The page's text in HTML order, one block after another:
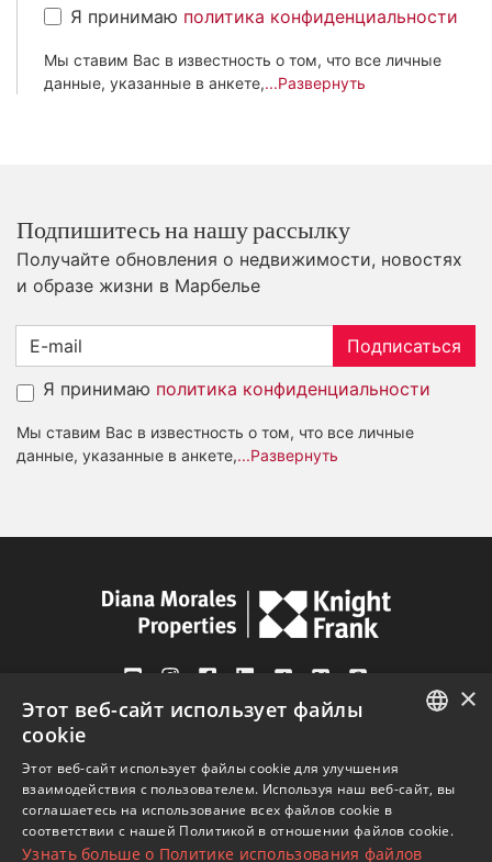
Я принимаю политика конфиденциальности
Мы ставим Вас в известность о том, что все личные
данные, указанные в анкете,...Развернуть
Подпишитесь на нашу рассылку
Получайте обновления о недвижимости, новостях
и образе жизни в Марбелье
Подписаться
Я принимаю политика конфиденциальности
Мы ставим Вас в известность о том, что все личные
данные, указанные в анкете,...Развернуть
Av. Canovas del Castillo 4
29601 Marbella
Посмотреть на карте
SPANISH
FRENCH
×
Этот веб-сайт использует файлы
cookie
Этот веб-сайт использует файлы cookie для улучшения
взаимодействия с пользователем. Используя наш веб-сайт, вы
соглашаетесь на использование всех файлов cookie в
соответствии с нашей Политикой в ​​отношении файлов cookie.
Узнать больше о Политике использования файлов